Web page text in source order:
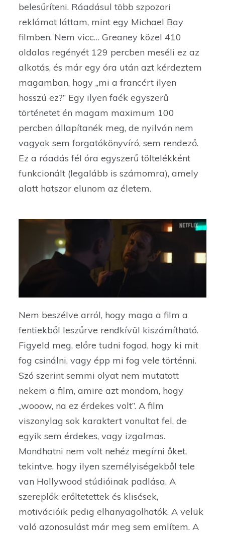
belesűríteni. Ráadásul több szpozori
reklámot láttam, mint egy Michael Bay
filmben. Nem vicc… Greaney közel 410
oldalas regényét 129 percben meséli ez az
alkotás, és már egy óra után azt kérdeztem
magamban, hogy „mi a francért ilyen
hosszú ez?” Egy ilyen faék egyszerű
történetet én magam maximum 100
percben állapítanék meg, de nyilván nem
vagyok sem forgatókönyvíró, sem rendező.
Ez a ráadás fél óra egyszerű töltelékként
funkcionált (legalább is számomra), amely
alatt hatszor elunom az életem.
Nem beszélve arról, hogy maga a film a
fentiekből leszűrve rendkívül kiszámítható.
Figyeld meg, előre tudni fogod, hogy ki mit
fog csinálni, vagy épp mi fog vele történni.
Szó szerint semmi olyat nem mutatott
nekem a film, amire azt mondom, hogy
„wooow, na ez érdekes volt”. A film
viszonylag sok karaktert vonultat fel, de
egyik sem érdekes, vagy izgalmas.
Mondhatni nem volt nehéz megírni őket,
tekintve, hogy ilyen személyiségekből tele
van Hollywood stúdióinak padlása. A
szereplők erőltetettek és klisések,
motivációik pedig elhanyagolhatók. A velük
való azonosulást már meg sem említem. A